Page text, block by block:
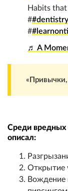
Habits
##dentistry
#
♬ A
Среди вредных
описал:
Открытие
Вождение